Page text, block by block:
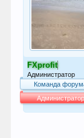
FXprofit
Администратор
Команда
Администратор